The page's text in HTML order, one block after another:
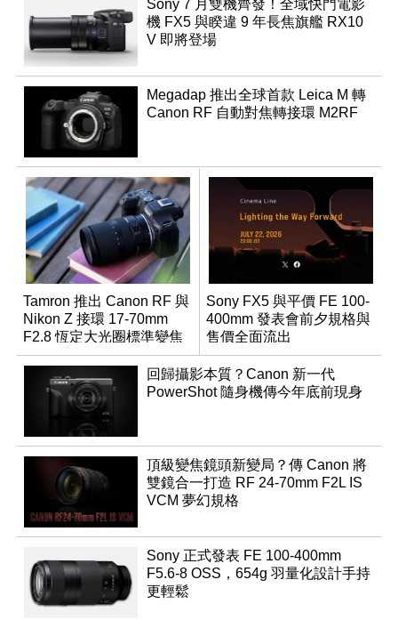
Sony 7 月雙機齊發！全域快門電影
機 FX5 與睽違 9 年長焦旗艦 RX10
V 即將登場
Megadap 推出全球首款 Leica M 轉
Canon RF 自動對焦轉接環 M2RF
Tamron 推出 Canon RF 與
Nikon Z 接環 17-70mm
F2.8 恆定大光圈標準變焦
鏡
Sony FX5 與平價 FE 100-
400mm 發表會前夕規格與
售價全面流出
回歸攝影本質？Canon 新一代
PowerShot 隨身機傳今年底前現身
頂級變焦鏡頭新變局？傳 Canon 將
雙鏡合一打造 RF 24-70mm F2L IS
VCM 夢幻規格
Sony 正式發表 FE 100-400mm
F5.6-8 OSS，654g 羽量化設計手持
更輕鬆